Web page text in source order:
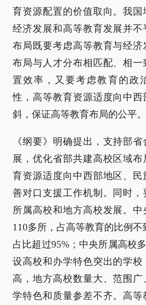
育资源配置的价值取向。我
经济发展和高等教育发展并
布局既要考虑高等教育与经济
布局与人才分布相匹配、相
置效率，又要考虑教育的政
性，高等教育资源适度向中
斜，保证高等教育布局的公平。
《纲要》明确提出，支持部
展，优化省部共建高校区域
育资源适度向中西部地区、
善对口支援工作机制。同时，
所属高校和地方高校发展。
110多所，占高等教育的比例不
占比超过95%；中央所属高校
设高校和办学特色突出的学校
高，地方高校数量大、范围
学特色和质量参差不齐。高等